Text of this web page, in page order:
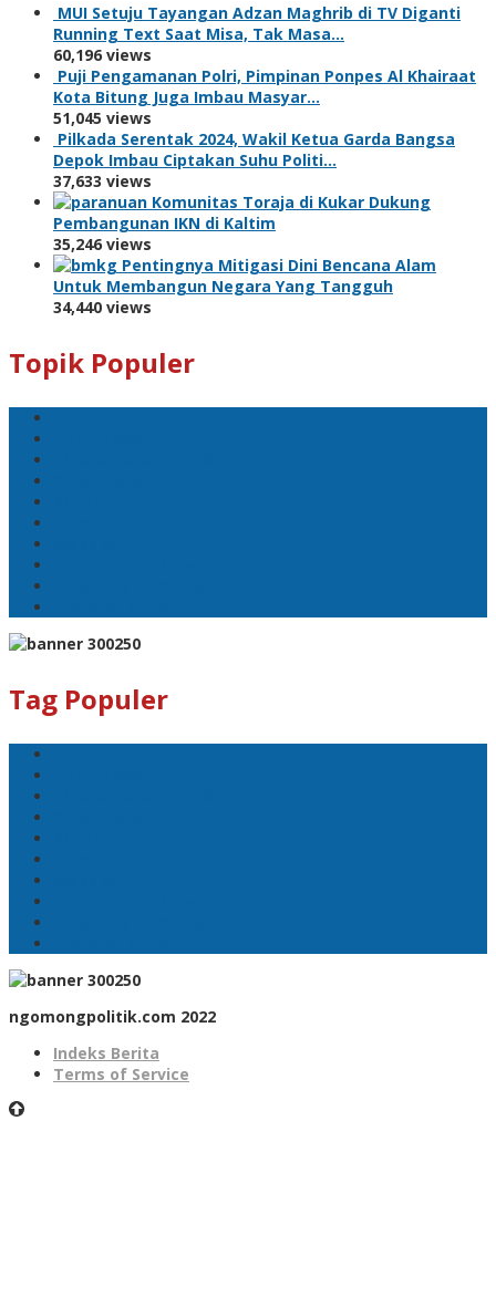
MUI Setuju Tayangan Adzan Maghrib di TV Diganti
Running Text Saat Misa, Tak Masa…
60,196 views
Puji Pengamanan Polri, Pimpinan Ponpes Al Khairaat
Kota Bitung Juga Imbau Masyar…
51,045 views
Pilkada Serentak 2024, Wakil Ketua Garda Bangsa
Depok Imbau Ciptakan Suhu Politi…
37,633 views
Komunitas Toraja di Kukar Dukung
Pembangunan IKN di Kaltim
35,246 views
Pentingnya Mitigasi Dini Bencana Alam
Untuk Membangun Negara Yang Tangguh
34,440 views
Topik Populer
Tag Populer
ngomongpolitik.com 2022
Indeks Berita
Terms of Service